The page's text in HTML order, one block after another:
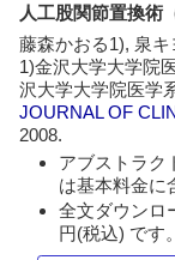
人工股関節置換術
藤森かおる1), 泉キ
1)金沢大学大学院
沢大学大学院医学
JOURNAL OF
2008.
アブストラク
は基本料金に
全文ダウンロ
円(税込) です。